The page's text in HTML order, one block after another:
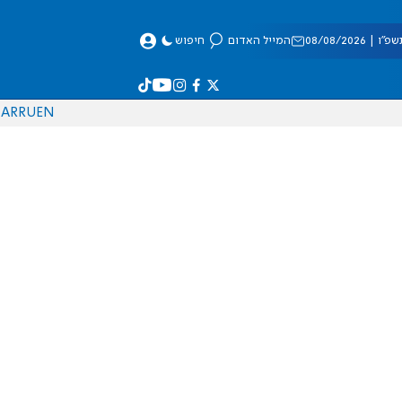
08/2026 המייל האדום חיפוש
EN
RU
AR